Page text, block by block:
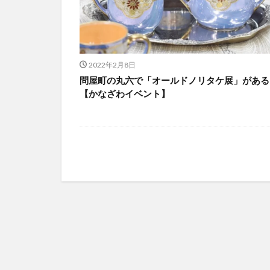
2022年2月8日
問屋町の丸六で「オールドノリタケ展」があ
【かなざわイベント】